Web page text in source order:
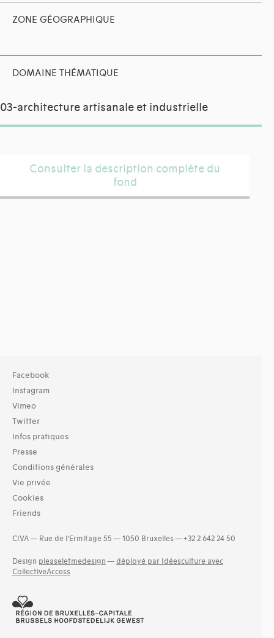
ZONE GÉOGRAPHIQUE
DOMAINE THÉMATIQUE
03-architecture artisanale et industrielle
Consulter la description complète du
fond
Facebook
Instagram
Vimeo
Twitter
Infos pratiques
Presse
Conditions générales
Vie privée
Cookies
Friends
CIVA — Rue de l’Ermitage 55 — 1050 Bruxelles — +32 2 642 24 50
Design pleaseletmedesign — déployé par Idéesculture avec
CollectiveAccess